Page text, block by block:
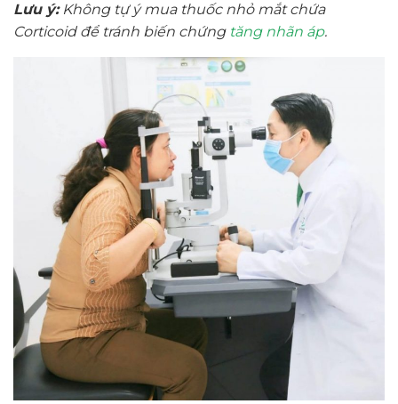
Lưu ý:Không tự ý mua thuốc nhỏ mắt chứa
Corticoid để tránh biến chứng tăng nhãn áp.